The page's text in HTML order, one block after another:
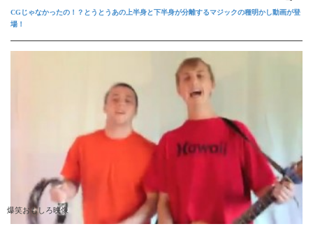
CGじゃなかったの！？とうとうあの上半身と下半身が分離するマジックの種明かし動画が登
場！
爆笑おもしろ映像